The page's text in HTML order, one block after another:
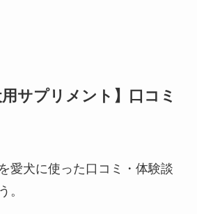
サプリメント】口コミ
愛犬に使った口コミ・体験談
。